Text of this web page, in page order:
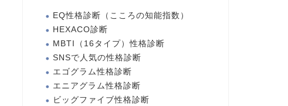
EQ性格診断（こころの知能指数）
HEXACO診断
MBTI（16タイプ）性格診断
SNSで人気の性格診断
エゴグラム性格診断
エニアグラム性格診断
ビッグファイブ性格診断